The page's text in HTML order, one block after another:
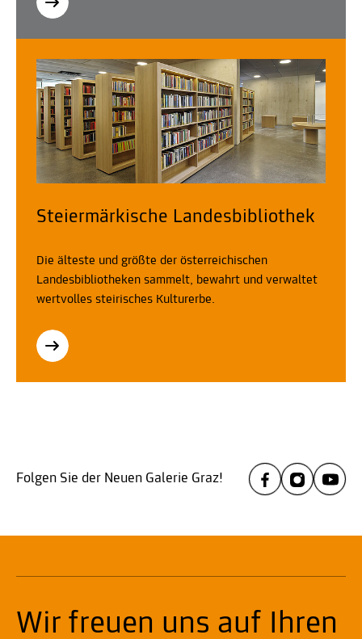
Steiermärkische Landesbibliothek
Die älteste und größte der österreichischen
Landesbibliotheken sammelt, bewahrt und verwaltet
wertvolles steirisches Kulturerbe.
Folgen Sie der Neuen Galerie Graz!
Wir freuen uns auf Ihren